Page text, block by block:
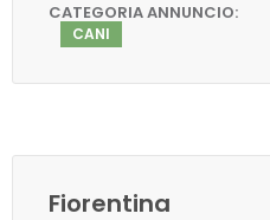
CATEGORIA ANNUNCIO:
CANI
Fiorentina